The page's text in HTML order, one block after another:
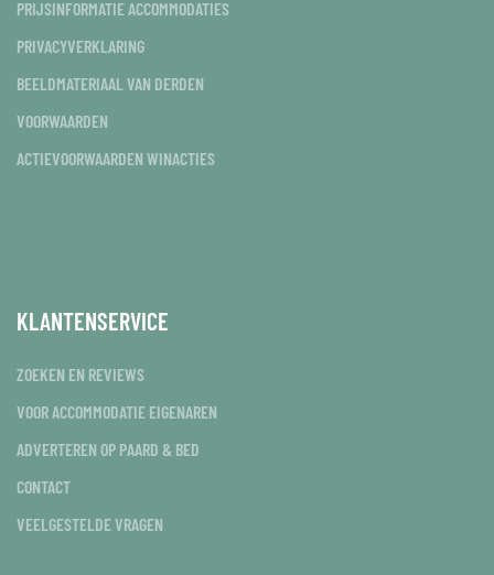
PRIJSINFORMATIE ACCOMMODATIES
PRIVACYVERKLARING
BEELDMATERIAAL VAN DERDEN
VOORWAARDEN
ACTIEVOORWAARDEN WINACTIES
KLANTENSERVICE
ZOEKEN EN REVIEWS
VOOR ACCOMMODATIE EIGENAREN
ADVERTEREN OP PAARD & BED
CONTACT
VEELGESTELDE VRAGEN